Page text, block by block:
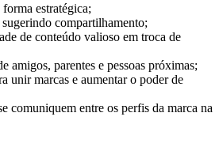
estratégica;
sugerindo compartilhamento;
de conteúdo valioso em troca de
amigos, parentes e pessoas próximas;
unir marcas e aumentar o poder de
comuniquem entre os perfis da marca na